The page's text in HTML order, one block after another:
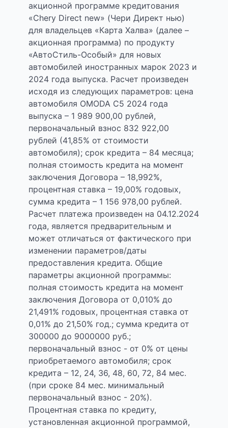
акционной программе кредитования
«Chery Direct new» (Чери Директ нью)
для владельцев «Карта Халва» (далее –
акционная программа) по продукту
«АвтоСтиль-Особый» для новых
автомобилей иностранных марок 2023 и
2024 года выпуска. Расчет произведен
исходя из следующих параметров: цена
автомобиля OMODA C5 2024 года
выпуска – 1 989 900,00 рублей,
первоначальный взнос 832 922,00
рублей (41,85% от стоимости
автомобиля); срок кредита – 84 месяца;
полная стоимость кредита на момент
заключения Договора – 18,992%,
процентная ставка – 19,00% годовых,
сумма кредита – 1 156 978,00 рублей.
Расчет платежа произведен на 04.12.2024
года, является предварительным и
может отличаться от фактического при
изменении параметров/даты
предоставления кредита. Общие
параметры акционной программы:
полная стоимость кредита на момент
заключения Договора от 0,010% до
21,491% годовых, процентная ставка от
0,01% до 21,50% год.; сумма кредита от
300000 до 9000000 руб.;
первоначальный взнос - от 0% от цены
приобретаемого автомобиля; срок
кредита – 12, 24, 36, 48, 60, 72, 84 мес.
(при сроке 84 мес. минимальный
первоначальный взнос - 20%).
Процентная ставка по кредиту,
установленная акционной программой,